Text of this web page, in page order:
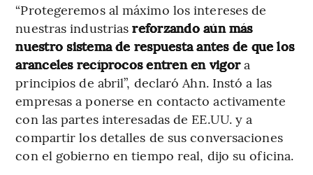
“Protegeremos al máximo los intereses de
nuestras industriasreforzando aún más
nuestro sistema de respuesta antes de que los
aranceles recíprocos entren en vigora
principios de abril”, declaró Ahn. Instó a las
empresas a ponerse en contacto activamente
con las partes interesadas de EE.UU. y a
compartir los detalles de sus conversaciones
con el gobierno en tiempo real, dijo su oficina.